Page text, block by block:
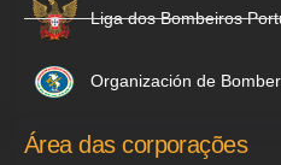
Liga dos Bombeiros
Organización de
Área das corporações